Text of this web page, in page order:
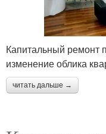
Капитальный ремонт
изменение облика
читать дальше →